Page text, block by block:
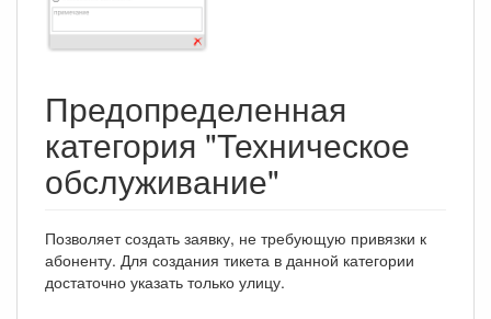
Предопределенная
категория "Техническое
обслуживание"
Позволяет создать заявку, не требующую привязки к
абоненту. Для создания тикета в данной категории
достаточно указать только улицу.